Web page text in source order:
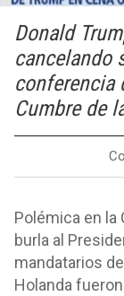
Donald
cancelando
conferencia
Cumbre de
Polémica en la
burla al
mandatarios
Holanda